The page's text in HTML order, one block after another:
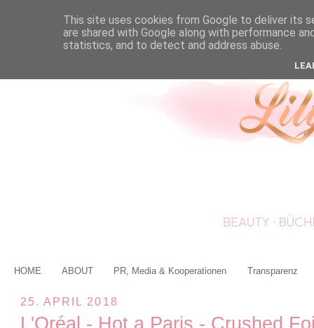
HOME ABOUT PR, Media & Kooperationen Transparenz
25. APRIL 2018
This site uses cookies from Google to deliver its
are shared with Google along with performance
statistics, and to detect and address abuse.